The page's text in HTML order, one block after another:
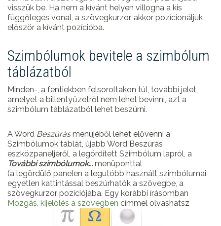
visszük be. Ha nem a kívánt helyen villogna a kis
függőleges vonal, a szövegkurzor, akkor pozícionáljuk
először a kívánt pozícióba.
Szimbólumok bevitele a szimbólum
táblázatból
Minden-, a fentiekben felsoroltakon túl, további jelet,
amelyet a billentyűzetről nem lehet bevinni, azt a
szimbólum táblázatból lehet beszúrni.
A Word Beszúrásmenüjéből lehet elővenni a
Szimbólumok táblát, újabb Word Beszúrás
eszközpaneljéről, a legördített Szimbólum lapról, a
További szimbólumok... menüponttal
(a legördülő panelen a legutóbb használt szimbólumai
egyetlen kattintással beszúrhatók a szövegbe, a
szövegkurzor pozíciójába. Egy korábbi írásomban
Mozgás, kijelölés a szövegben címmel olvashatsz